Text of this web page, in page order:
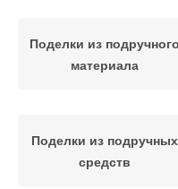
Поделки из подручного
материала
Поделки из подручных
средств